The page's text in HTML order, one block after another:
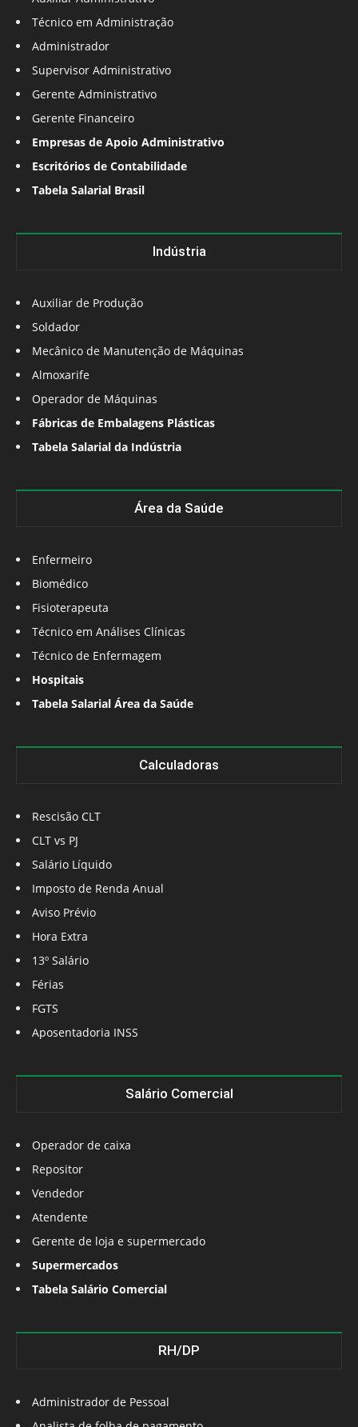
Técnico em Administração
Administrador
Supervisor Administrativo
Gerente Administrativo
Gerente Financeiro
Empresas de Apoio Administrativo
Escritórios de Contabilidade
Tabela Salarial Brasil
Indústria
Auxiliar de Produção
Soldador
Mecânico de Manutenção de Máquinas
Almoxarife
Operador de Máquinas
Fábricas de Embalagens Plásticas
Tabela Salarial da Indústria
Área da Saúde
Enfermeiro
Biomédico
Fisioterapeuta
Técnico em Análises Clínicas
Técnico de Enfermagem
Hospitais
Tabela Salarial Área da Saúde
Calculadoras
Rescisão CLT
CLT vs PJ
Salário Líquido
Imposto de Renda Anual
Aviso Prévio
Hora Extra
13º Salário
Férias
FGTS
Aposentadoria INSS
Salário Comercial
Operador de caixa
Repositor
Vendedor
Atendente
Gerente de loja e supermercado
Supermercados
Tabela Salário Comercial
RH/DP
Administrador de Pessoal